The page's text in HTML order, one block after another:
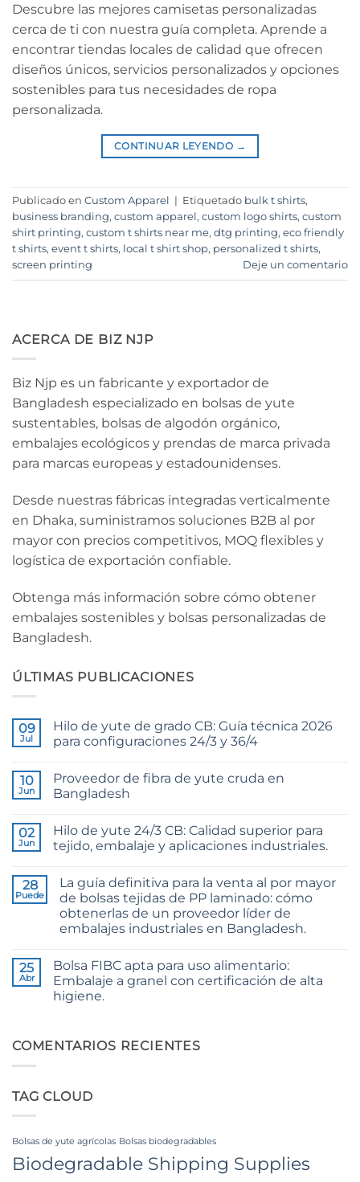
Descubre las mejores camisetas personalizadas
cerca de ti con nuestra guía completa. Aprende a
encontrar tiendas locales de calidad que ofrecen
diseños únicos, servicios personalizados y opciones
sostenibles para tus necesidades de ropa
personalizada.
CONTINUAR LEYENDO →
Publicado en Custom Apparel | Etiquetado bulk t shirts,
business branding, custom apparel , custom logo shirts, custom
shirt printing, custom t shirts near me, dtg printing, eco friendly
t shirts, event t shirts, local t shirt shop, personalized t shirts,
screen printing
Deje un comentario
ACERCA DE BIZ NJP
Biz Njp es un fabricante y exportador de
Bangladesh especializado en bolsas de yute
sustentables, bolsas de algodón orgánico,
embalajes ecológicos y prendas de marca privada
para marcas europeas y estadounidenses.
Desde nuestras fábricas integradas verticalmente
en Dhaka, suministramos soluciones B2B al por
mayor con precios competitivos, MOQ flexibles y
logística de exportación confiable.
Obtenga más información sobre cómo obtener
embalajes sostenibles y bolsas personalizadas de
Bangladesh.
ÚLTIMAS PUBLICACIONES
09
Jul
Hilo de yute de grado CB: Guía técnica 2026
para configuraciones 24/3 y 36/4
comentarios
en
CB
Yarn:
The
Technical
24/3
and
36/4
Configurations
10
Jun
Proveedor de fibra de yute cruda en
Bangladesh
comentarios
en
Raw
Supplier
Bangladesh
02
Jun
Hilo de yute 24/3 CB: Calidad superior para
tejido, embalaje y aplicaciones industriales.
comentarios
en
24/3
CB
Grade
Jute
Quality
for
Weaving,
Packaging
28
Puede
La guía definitiva para la venta al por mayor
de bolsas tejidas de PP laminado: cómo
obtenerlas de un proveedor líder de
embalajes industriales en Bangladesh.
comentarios
en
The
Ultimate
Guide
PP
Woven
from
a
Supplier
Bangladesh
25
Abr
Bolsa FIBC apta para uso alimentario:
Embalaje a granel con certificación de alta
higiene.
en
Food
Certified
Packaging
COMENTARIOS RECIENTES
TAG CLOUD
Bolsas de yute agrícolas Bolsas biodegradables
Biodegradable Shipping Supplies